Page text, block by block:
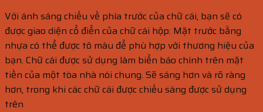
Với ánh sáng chiếu về phía trước của chữ cái, bạn sẽ có
được giao diện cổ điển của chữ cái hộp: Mặt trước bằng
nhựa có thể được tô màu để phù hợp với thương hiệu của
bạn. Chữ cái được sử dụng làm biển báo chính trên mặt
tiền của một tòa nhà nói chung. Sẽ sáng hơn và rõ ràng
hơn, trong khi các chữ cái được chiếu sáng được sử dụng
trên